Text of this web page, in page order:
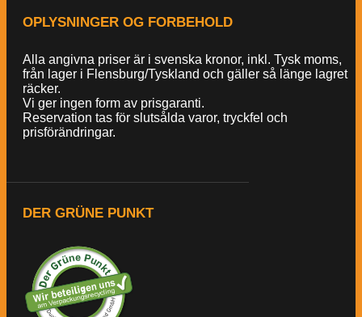
OPLYSNINGER OG FORBEHOLD
Alla angivna priser är i svenska kronor, inkl. Tysk moms,
från lager i Flensburg/Tyskland och gäller så länge lagret
räcker.
Vi ger ingen form av prisgaranti.
Reservation tas för slutsålda varor, tryckfel och
prisförändringar.
DER GRÜNE PUNKT